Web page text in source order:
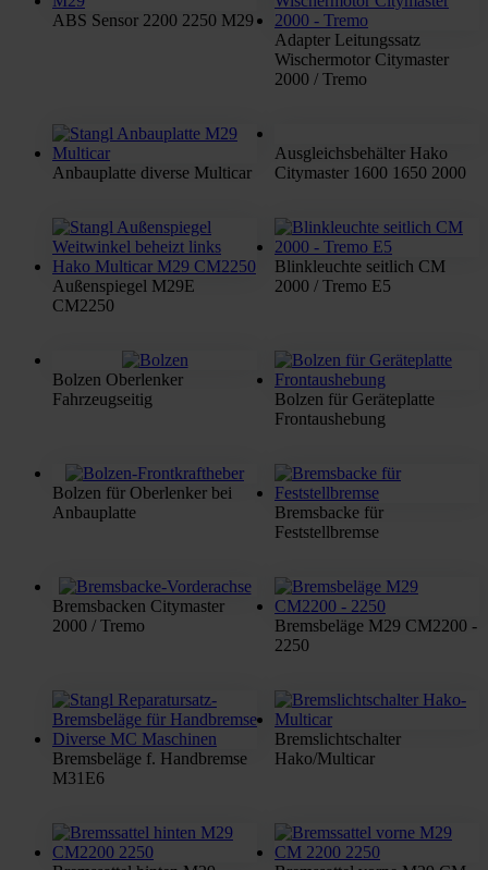
ABS Sensor 2200 2250 M29
Adapter Leitungssatz
Wischermotor Citymaster
2000 / Tremo
Anbauplatte diverse Multicar
Ausgleichsbehälter Hako
Citymaster 1600 1650 2000
Außenspiegel M29E
CM2250
Blinkleuchte seitlich CM
2000 / Tremo E5
Bolzen Oberlenker
Fahrzeugseitig
Bolzen für Geräteplatte
Frontaushebung
Bolzen für Oberlenker bei
Anbauplatte
Bremsbacke für
Feststellbremse
Bremsbacken Citymaster
2000 / Tremo
Bremsbeläge M29 CM2200 -
2250
Bremsbeläge f. Handbremse
M31E6
Bremslichtschalter
Hako/Multicar